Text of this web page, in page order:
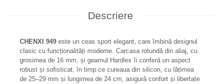
Descriere
CHENXI 949 este un ceas sport elegant, care îmbină designul
clasic cu funcționalități moderne. Carcasa rotundă din aliaj, cu
grosimea de 16 mm, și geamul Hardlex îi conferă un aspect
robust și sofisticat, în timp ce cureaua din silicon, cu lățimea
de 25–29 mm și lungimea de 24 cm, asigură confort și libertate